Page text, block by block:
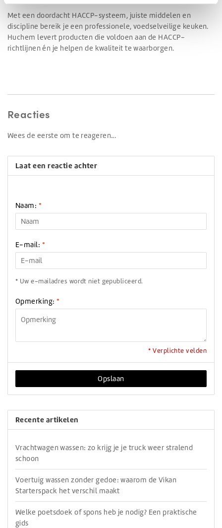
Met een doordacht HACCP-systeem, juiste middelen en
discipline bereik je een professionele, voedselveilige keuken.
Huchem levert producten die voldoen aan de HACCP-
richtlijnen én je helpen de kwaliteit te waarborgen.
Reacties
Wees de eerste om te reageren...
Laat een reactie achter
Naam: *
E-mail: *
* Uw e-mailadres wordt niet gepubliceerd.
Opmerking: *
* Verplichte velden
Opslaan
Recente artikelen
Vrachtwagen wassen: zo krijg je je truck weer stralend
schoon
Voertuig wassen zonder gedoe: waarom de Vikan
Starterspack het verschil maakt
Welke poetsdoek of spons heb je nodig? Een praktische
gids